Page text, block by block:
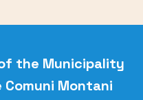
the Municipality
Comuni Montani